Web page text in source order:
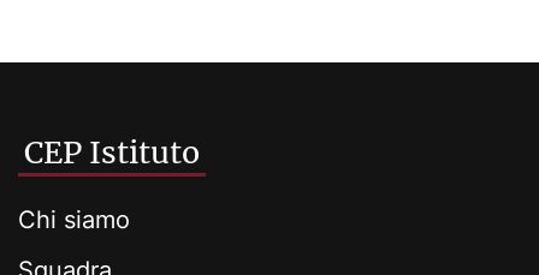
CEP Istituto
Chi siamo